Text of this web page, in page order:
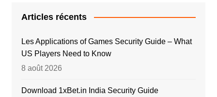
Articles récents
Les Applications of Games Security Guide – What
US Players Need to Know
8 août 2026
Download 1xBet.in India Security Guide